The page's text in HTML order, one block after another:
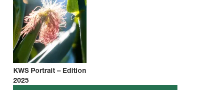
KWS Portrait – Edition
2025